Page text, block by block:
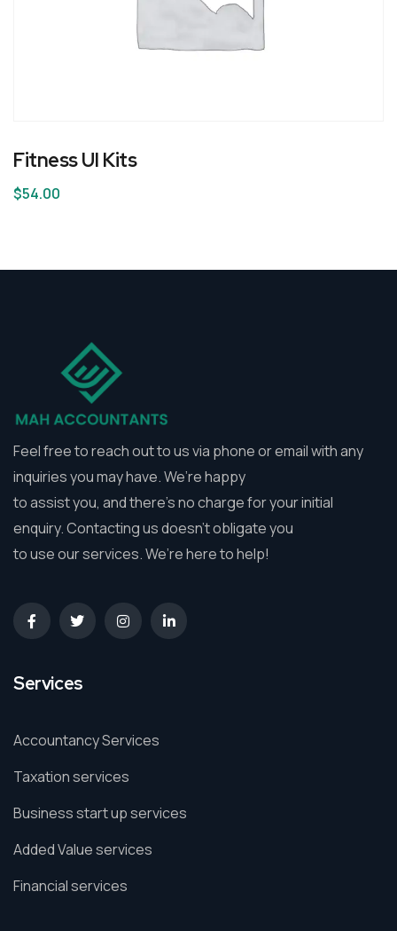
Fitness UI Kits
$54.00
Feel free to reach out to us via phone or email with any
inquiries you may have. We’re happy
to assist you, and there’s no charge for your initial
enquiry. Contacting us doesn’t obligate you
to use our services. We’re here to help!
Services
Accountancy Services
Taxation services
Business start up services
Added Value services
Financial services